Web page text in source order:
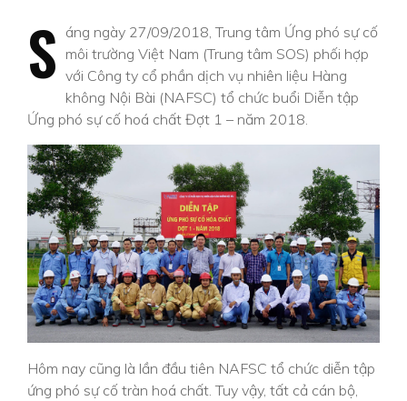
S áng ngày 27/09/2018, Trung tâm Ứng phó sự cố
môi trường Việt Nam (Trung tâm SOS) phối hợp
với Công ty cổ phần dịch vụ nhiên liệu Hàng
không Nội Bài (NAFSC) tổ chức buổi Diễn tập
Ứng phó sự cố hoá chất Đợt 1 – năm 2018.
Hôm nay cũng là lần đầu tiên NAFSC tổ chức diễn tập
ứng phó sự cố tràn hoá chất. Tuy vậy, tất cả cán bộ,